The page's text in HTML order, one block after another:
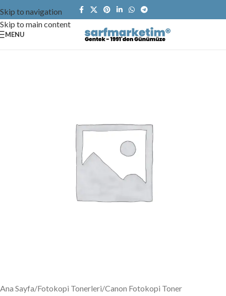
Skip to navigation
Skip to main content
MENU
Ana Sayfa/Fotokopi Tonerleri/Canon Fotokopi Toner